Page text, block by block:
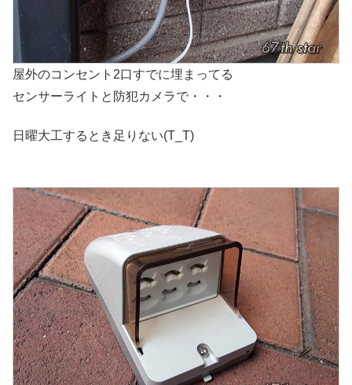
屋外のコンセント2口すでに埋まってる
センサーライトと防犯カメラで・・・
日曜大工するとき足りない(T_T)